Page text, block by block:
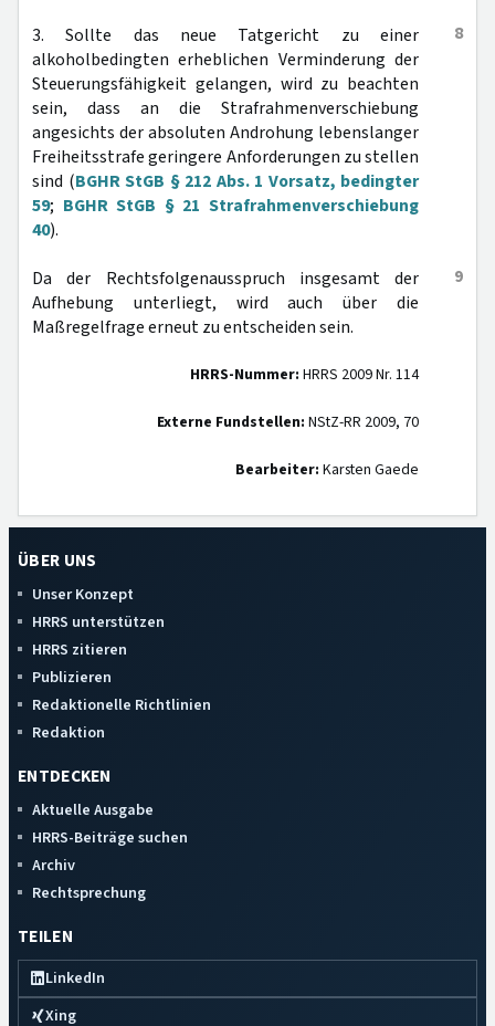
8
3. Sollte das neue Tatgericht zu einer
alkoholbedingten erheblichen Verminderung der
Steuerungsfähigkeit gelangen, wird zu beachten
sein, dass an die Strafrahmenverschiebung
angesichts der absoluten Androhung lebenslanger
Freiheitsstrafe geringere Anforderungen zu stellen
sind (BGHR StGB § 212 Abs. 1 Vorsatz, bedingter
59; BGHR StGB § 21 Strafrahmenverschiebung
40).
9
Da der Rechtsfolgenausspruch insgesamt der
Aufhebung unterliegt, wird auch über die
Maßregelfrage erneut zu entscheiden sein.
HRRS-Nummer: HRRS 2009 Nr. 114
Externe Fundstellen: NStZ-RR 2009, 70
Bearbeiter: Karsten Gaede
ÜBER UNS
Unser Konzept
HRRS unterstützen
HRRS zitieren
Publizieren
Redaktionelle Richtlinien
Redaktion
ENTDECKEN
Aktuelle Ausgabe
HRRS-Beiträge suchen
Archiv
Rechtsprechung
TEILEN
LinkedIn
Xing